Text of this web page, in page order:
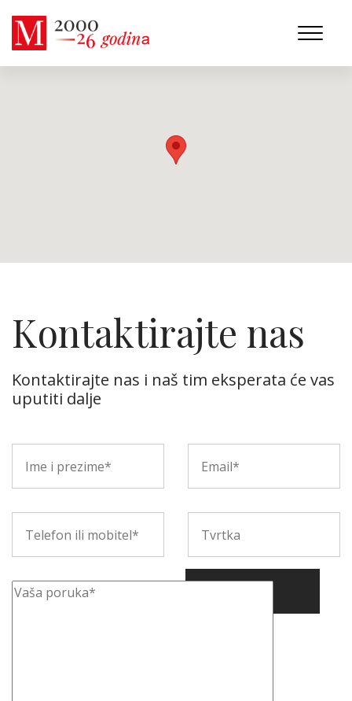
Kontaktirajte nas
Kontaktirajte nas i naš tim eksperata će vas
uputiti dalje